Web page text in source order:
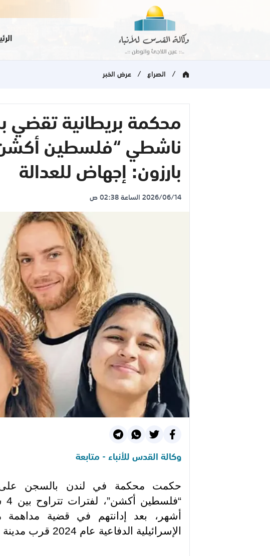
/ الصراع / عرض الخبر
ناشطي “فلسطين
بارزون: إجهاض للعدالة
2026/06/14 الساعة 02:38 ص
وكالة القدس للأنباء - متابعة
حكمت محكمة في لندن بالسجن
أشهر، بعد إدانتهم في قضية
الإسرائيلية الدفاعية عام 2024 قرب مدينة بريستول البريطانية